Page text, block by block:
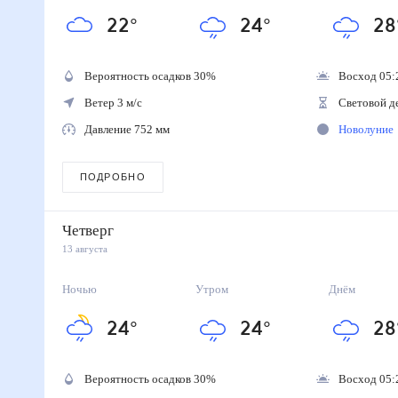
22° 24° 28
Вероятность осадков 30%
Ветер 3 м/с
Давление 752 мм
Восход
Световой
Новолуние
ПОДРОБНО
Четверг
13 августа
Ночью
24°
Утром
24°
Днём
28
Вероятность осадков 30% Восход